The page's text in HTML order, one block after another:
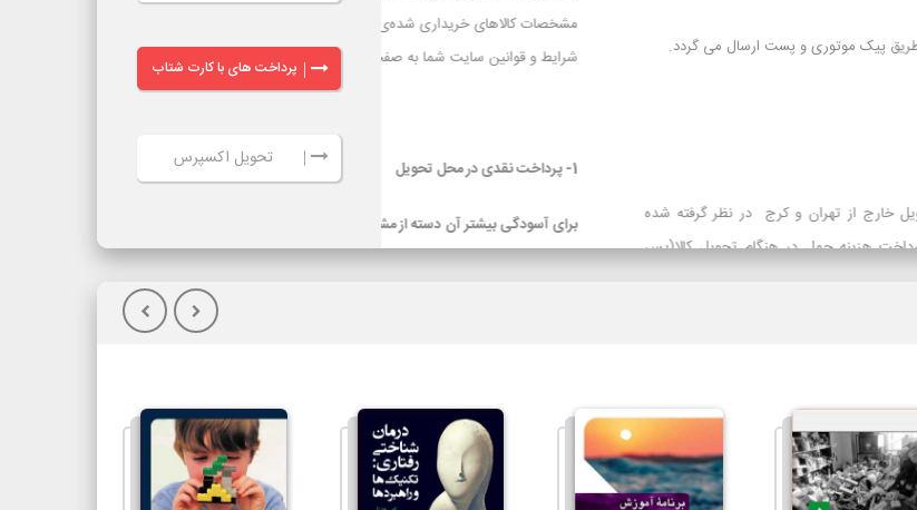
1- سفارش ها در محدوده شهر تهران از طریق پیک موتوری و پست ارسال می گردد.
تیپاکس برای سفارش‌های با محل تحویل خارج از تهران و کرج در نظر گرفته شده
است و برای مشتریانی که تمایل به پرداخت هزینه حمل در هنگام تحویل کالا(پس
حمل به عهده مشتری خواهد بود.
سرویس‌دهی تیپاکس در بیش از 80 شهر که تک مسیره هستند به طور معمول 24
ساعته است. شهرهایی که دومسیره یا راه دور هستند، معمولاً 48 تا 72 ساعت انجام
| پرداخت های با کارت شتاب
| تحویل اکسپرس